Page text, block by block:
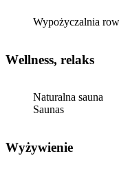
Wypożyczalnia
Wellness, relaks
Naturalna sauna
Saunas
Wyżywienie